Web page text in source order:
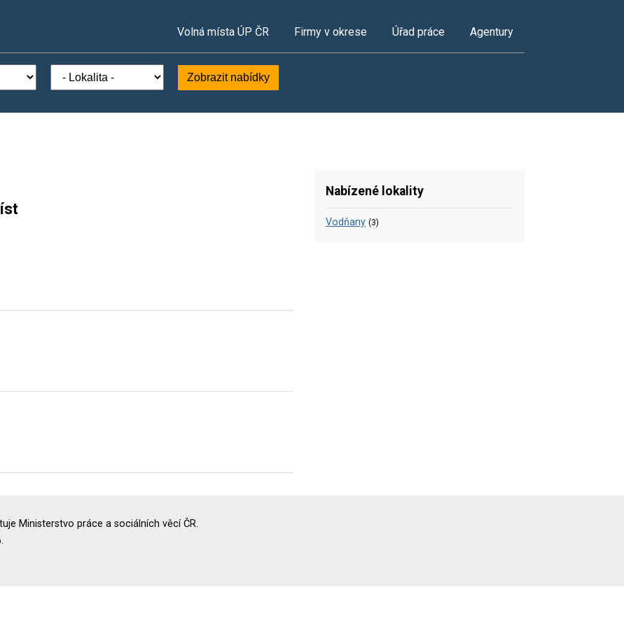
Volná místa ÚP ČR Firmy v okrese Úřad práce Agentury
Zobrazit nabídky
Nabízené lokality
Vodňany (3)
Ministerstvo práce a sociálních věcí ČR.